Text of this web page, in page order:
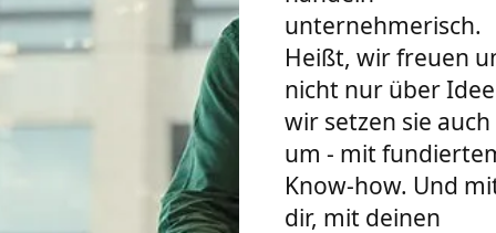
unternehmerisch.
Heißt, wir freuen
nicht nur über
wir setzen sie auch
um - mit
Know-how. Und
dir, mit deinen